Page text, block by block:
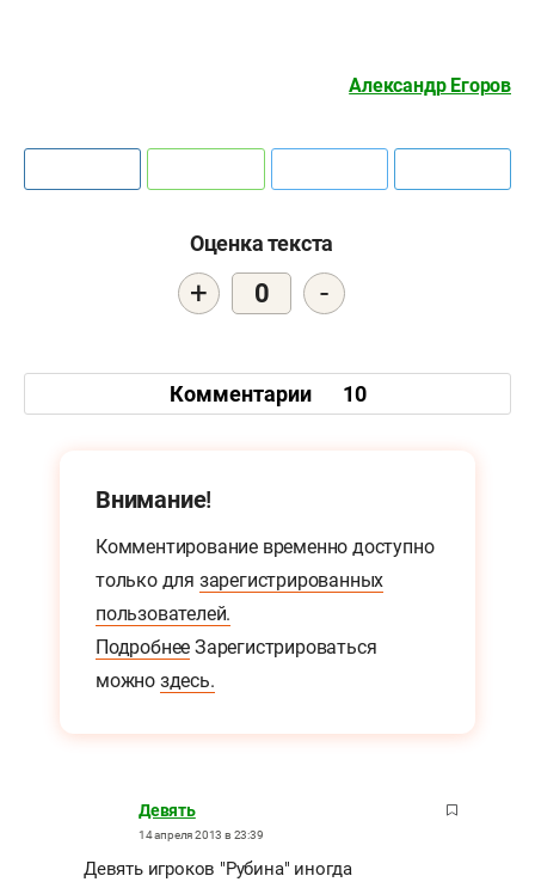
Александр Егоров
Оценка текста
+ 0 -
Комментарии 10
Внимание!
Комментирование временно доступно
только для зарегистрированных
пользователей.
Подробнее Зарегистрироваться
можно здесь.
Девять
14 апреля 2013 в 23:39
Девять игроков "Рубина" иногда